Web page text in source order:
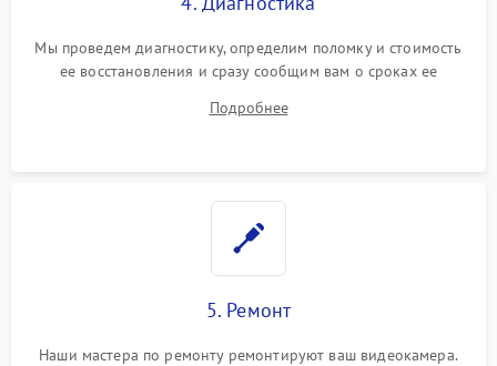
Мы проведем диагностику, определим поломку и стоимость
ее восстановления и сразу сообщим вам о сроках ее
Подробнее
5. Ремонт
Наши мастера по ремонту ремонтируют ваш видеокамера.